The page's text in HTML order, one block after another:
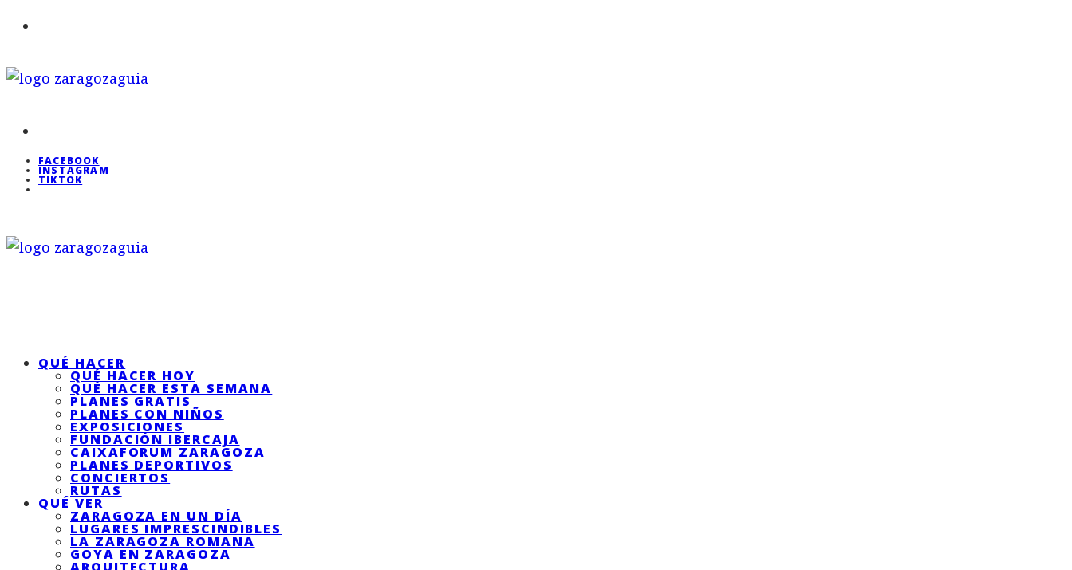
FACEBOOK
INSTAGRAM
TIKTOK
QUÉ HACER
QUÉ HACER HOY
QUÉ HACER ESTA SEMANA
PLANES GRATIS
PLANES CON NIÑOS
EXPOSICIONES
FUNDACIÓN IBERCAJA
CAIXAFORUM ZARAGOZA
PLANES DEPORTIVOS
CONCIERTOS
RUTAS
QUÉ VER
ZARAGOZA EN UN DÍA
LUGARES IMPRESCINDIBLES
LA ZARAGOZA ROMANA
GOYA EN ZARAGOZA